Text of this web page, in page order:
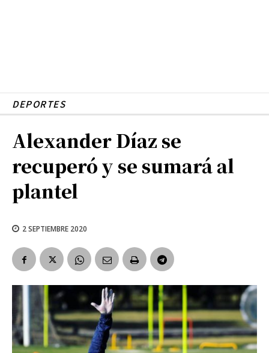
DEPORTES
Alexander Díaz se
recuperó y se sumará al
plantel
2 SEPTIEMBRE 2020